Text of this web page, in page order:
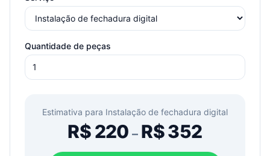
Quantidade de peças
Estimativa para Instalação de fechadura digital
R$220 –R$352